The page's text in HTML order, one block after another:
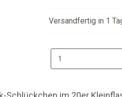
Versandfertig in 1
Produkt